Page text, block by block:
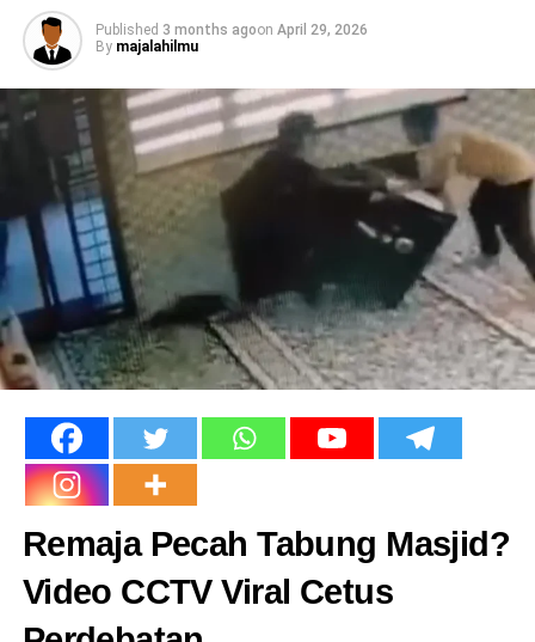
Published 3 months agoon April 29, 2026
By majalahilmu
Remaja Pecah Tabung Masjid?
Video CCTV Viral Cetus